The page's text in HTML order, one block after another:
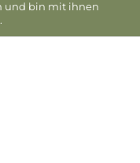
und bin mit ihnen